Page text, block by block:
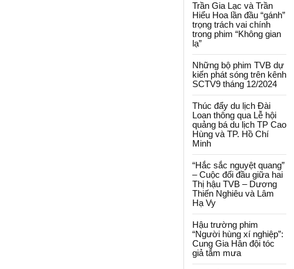
Trần Gia Lạc và Trần
Hiểu Hoa lần đầu “gánh”
trọng trách vai chính
trong phim “Không gian
lạ”
Những bộ phim TVB dự
kiến phát sóng trên kênh
SCTV9 tháng 12/2024
Thúc đẩy du lịch Đài
Loan thông qua Lễ hội
quảng bá du lịch TP Cao
Hùng và TP. Hồ Chí
Minh
“Hắc sắc nguyệt quang”
– Cuộc đối đầu giữa hai
Thị hậu TVB – Dương
Thiến Nghiêu và Lâm
Hạ Vy
Hậu trường phim
“Người hùng xí nghiệp”:
Cung Gia Hân đội tóc
giả tắm mưa